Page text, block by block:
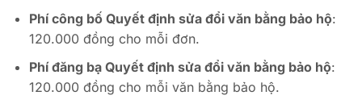
Phí công bố Quyết định sửa đổi văn bằng bảo hộ:
120.000 đồng cho mỗi đơn.
Phí đăng bạ Quyết định sửa đổi văn bằng bảo hộ:
120.000 đồng cho mỗi văn bằng bảo hộ.